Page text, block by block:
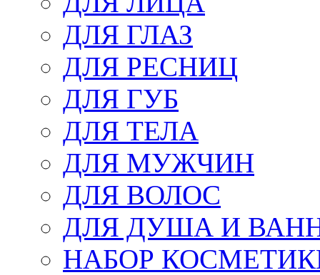
ДЛЯ ГЛАЗ
ДЛЯ РЕСНИЦ
ДЛЯ ГУБ
ДЛЯ ТЕЛА
ДЛЯ МУЖЧИН
ДЛЯ ВОЛОС
ДЛЯ ДУША И
НАБОР